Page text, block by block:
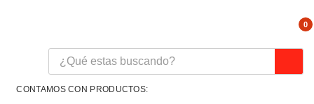
0
CONTAMOS CON PRODUCTOS: